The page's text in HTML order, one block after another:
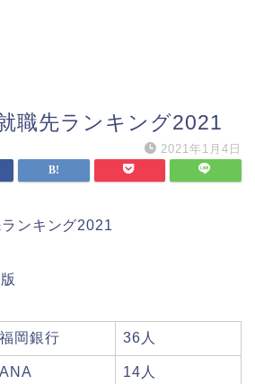
職先ランキング2021
2021年1月4日
ンキング2021
福岡銀行 36人
ANA 14人